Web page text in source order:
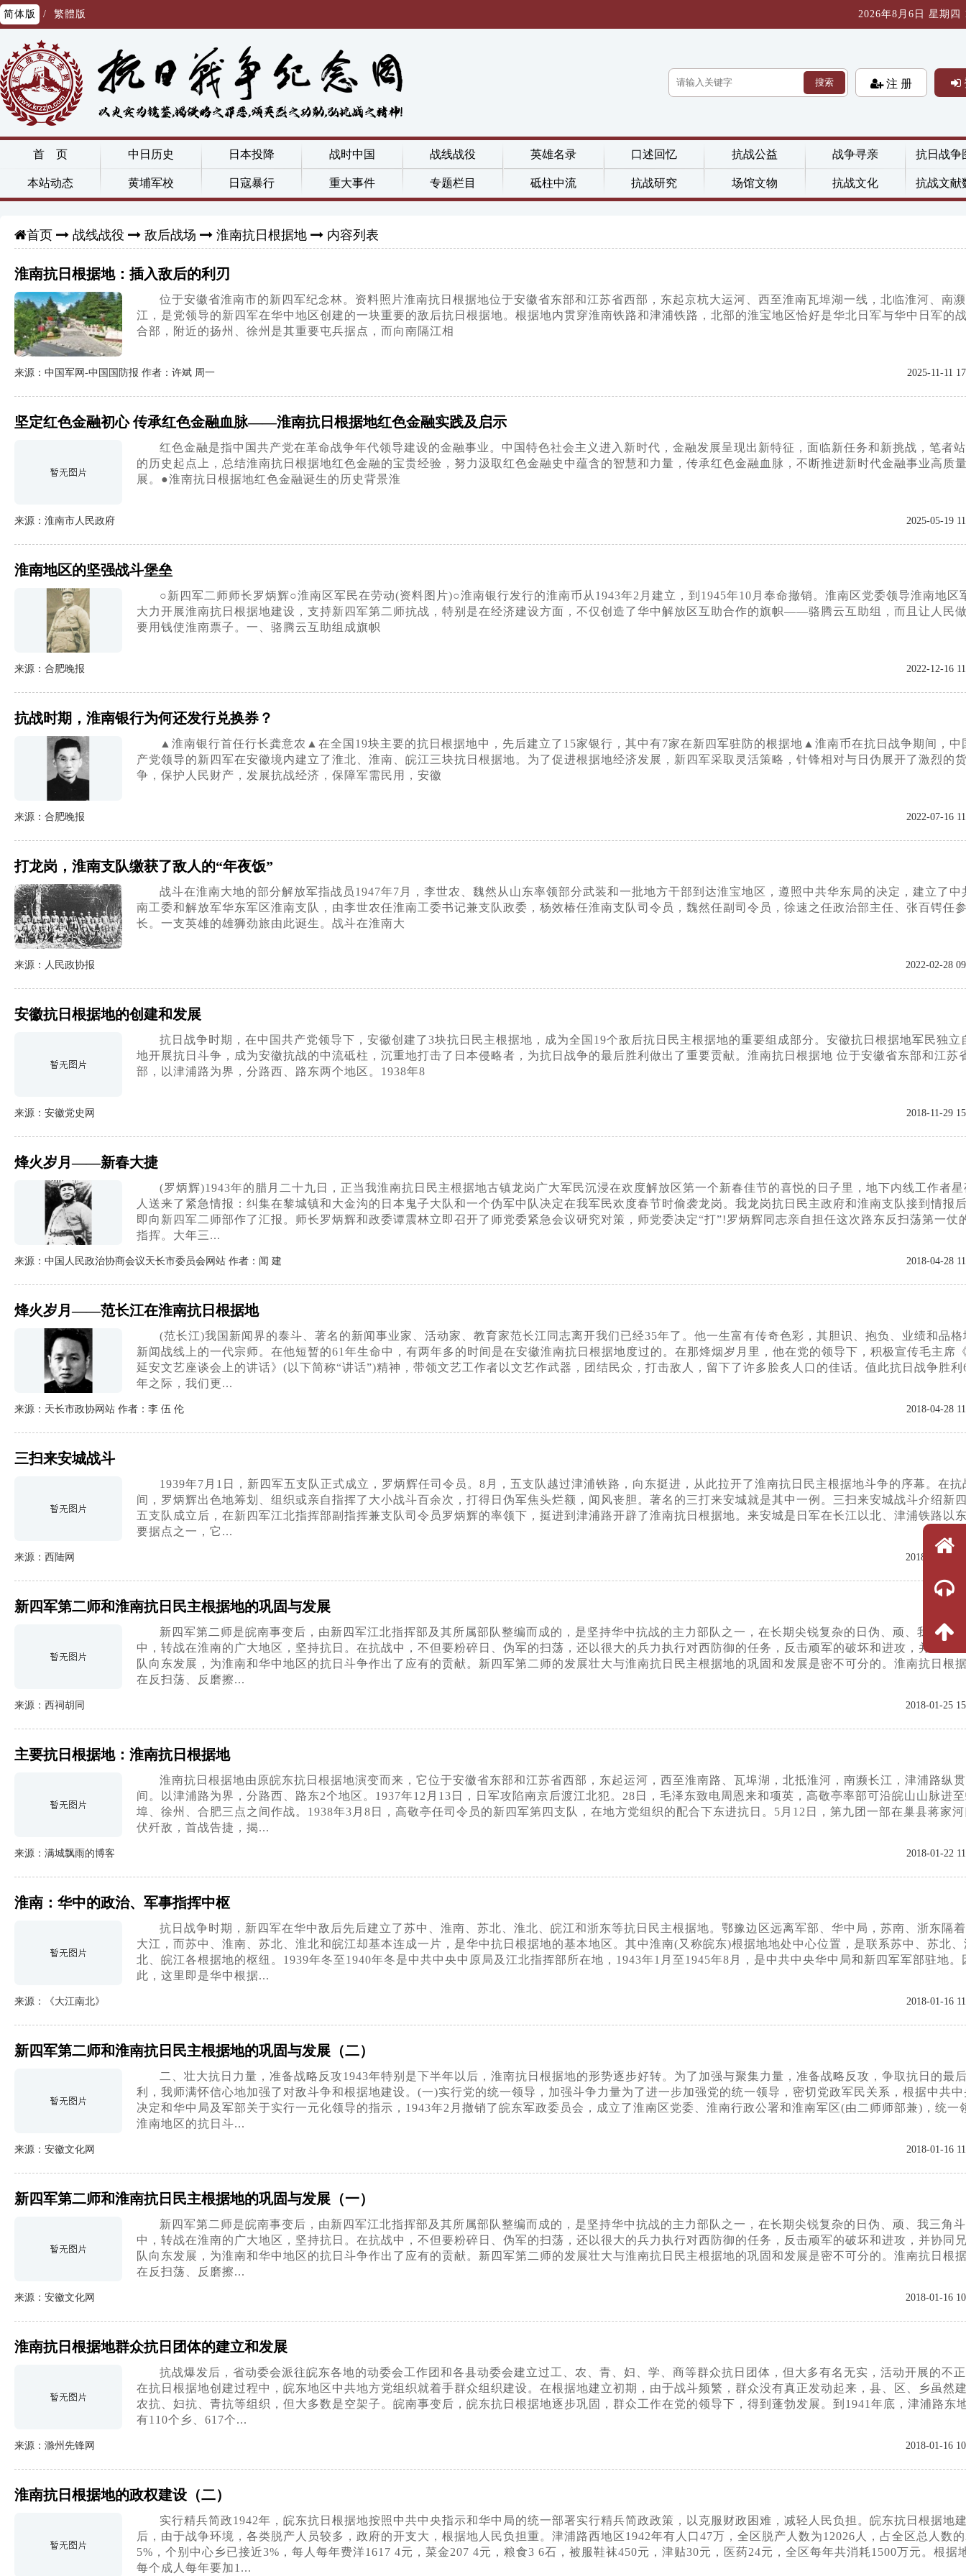
简体版 / 繁體版 2026年8月6日 星期四
搜索 注 册
首 页 中日历史 日本投降 战时中国 战线战役 英雄名录 口述回忆 抗战公益 战争寻亲 抗日战争
本站动态 黄埔军校 日寇暴行 重大事件 专题栏目 砥柱中流 抗战研究 场馆文物 抗战文化 抗战文献
首页 战线战役 敌后战场 淮南抗日根据地 内容列表
淮南抗日根据地：插入敌后的利刃
位于安徽省淮南市的新四军纪念林。资料照片淮南抗日根据地位于安徽省东部和江苏省西部，东起京杭大运河、西至淮南瓦埠湖一线，北临淮河、南
江，是党领导的新四军在华中地区创建的一块重要的敌后抗日根据地。根据地内贯穿淮南铁路和津浦铁路，北部的淮宝地区恰好是华北日军与华中日军的
合部，附近的扬州、徐州是其重要屯兵据点，而向南隔江相
来源：中国军网-中国国防报 作者：许斌 周一 2025-11-11
坚定红色金融初心 传承红色金融血脉——淮南抗日根据地红色金融实践及启示
红色金融是指中国共产党在革命战争年代领导建设的金融事业。中国特色社会主义进入新时代，金融发展呈现出新特征，面临新任务和新挑战，笔者
的历史起点上，总结淮南抗日根据地红色金融的宝贵经验，努力汲取红色金融史中蕴含的智慧和力量，传承红色金融血脉，不断推进新时代金融事业高质
展。●淮南抗日根据地红色金融诞生的历史背景淮
来源：淮南市人民政府 2025-05-19
淮南地区的坚强战斗堡垒
○新四军二师师长罗炳辉○淮南区军民在劳动(资料图片)○淮南银行发行的淮南币从1943年2月建立，到1945年10月奉命撤销。淮南区党委领导淮南地区
大力开展淮南抗日根据地建设，支持新四军第二师抗战，特别是在经济建设方面，不仅创造了华中解放区互助合作的旗帜——骆腾云互助组，而且让人民
要用钱使淮南票子。一、骆腾云互助组成旗帜
来源：合肥晚报 2022-12-16
抗战时期，淮南银行为何还发行兑换券？
▲淮南银行首任行长龚意农▲在全国19块主要的抗日根据地中，先后建立了15家银行，其中有7家在新四军驻防的根据地▲淮南币在抗日战争期间，中
产党领导的新四军在安徽境内建立了淮北、淮南、皖江三块抗日根据地。为了促进根据地经济发展，新四军采取灵活策略，针锋相对与日伪展开了激烈的
争，保护人民财产，发展抗战经济，保障军需民用，安徽
来源：合肥晚报 2022-07-16
打龙岗，淮南支队缴获了敌人的“年夜饭”
战斗在淮南大地的部分解放军指战员1947年7月，李世农、魏然从山东率领部分武装和一批地方干部到达淮宝地区，遵照中共华东局的决定，建立了中
南工委和解放军华东军区淮南支队，由李世农任淮南工委书记兼支队政委，杨效椿任淮南支队司令员，魏然任副司令员，徐速之任政治部主任、张百锷任
长。一支英雄的雄狮劲旅由此诞生。战斗在淮南大
来源：人民政协报 2022-02-28
安徽抗日根据地的创建和发展
抗日战争时期，在中国共产党领导下，安徽创建了3块抗日民主根据地，成为全国19个敌后抗日民主根据地的重要组成部分。安徽抗日根据地军民独立
地开展抗日斗争，成为安徽抗战的中流砥柱，沉重地打击了日本侵略者，为抗日战争的最后胜利做出了重要贡献。淮南抗日根据地 位于安徽省东部和江苏
部，以津浦路为界，分路西、路东两个地区。1938年8
来源：安徽党史网 2018-11-29
烽火岁月——新春大捷
(罗炳辉)1943年的腊月二十九日，正当我淮南抗日民主根据地古镇龙岗广大军民沉浸在欢度解放区第一个新春佳节的喜悦的日子里，地下内线工作者
人送来了紧急情报：纠集在黎城镇和大金沟的日本鬼子大队和一个伪军中队决定在我军民欢度春节时偷袭龙岗。我龙岗抗日民主政府和淮南支队接到情报
即向新四军二师部作了汇报。师长罗炳辉和政委谭震林立即召开了师党委紧急会议研究对策，师党委决定“打”!罗炳辉同志亲自担任这次路东反扫荡第一仗
指挥。大年三...
来源：中国人民政治协商会议天长市委员会网站 作者：闻 建 2018-04-28
烽火岁月——范长江在淮南抗日根据地
(范长江)我国新闻界的泰斗、著名的新闻事业家、活动家、教育家范长江同志离开我们已经35年了。他一生富有传奇色彩，其胆识、抱负、业绩和品格
新闻战线上的一代宗师。在他短暂的61年生命中，有两年多的时间是在安徽淮南抗日根据地度过的。在那烽烟岁月里，他在党的领导下，积极宣传毛主席
延安文艺座谈会上的讲话》(以下简称“讲话”)精神，带领文艺工作者以文艺作武器，团结民众，打击敌人，留下了许多脍炙人口的佳话。值此抗日战争胜利
年之际，我们更...
来源：天长市政协网站 作者：李 伍 伦 2018-04-28
三扫来安城战斗
1939年7月1日，新四军五支队正式成立，罗炳辉任司令员。8月，五支队越过津浦铁路，向东挺进，从此拉开了淮南抗日民主根据地斗争的序幕。在抗
间，罗炳辉出色地筹划、组织或亲自指挥了大小战斗百余次，打得日伪军焦头烂额，闻风丧胆。著名的三打来安城就是其中一例。三扫来安城战斗介绍新
五支队成立后，在新四军江北指挥部副指挥兼支队司令员罗炳辉的率领下，挺进到津浦路开辟了淮南抗日根据地。来安城是日军在长江以北、津浦铁路以
要据点之一，它...
来源：西陆网 2018-02-24
新四军第二师和淮南抗日民主根据地的巩固与发展
新四军第二师是皖南事变后，由新四军江北指挥部及其所属部队整编而成的，是坚持华中抗战的主力部队之一，在长期尖锐复杂的日伪、顽、我三角
中，转战在淮南的广大地区，坚持抗日。在抗战中，不但要粉碎日、伪军的扫荡，还以很大的兵力执行对西防御的任务，反击顽军的破坏和进攻，并协同
队向东发展，为淮南和华中地区的抗日斗争作出了应有的贡献。新四军第二师的发展壮大与淮南抗日民主根据地的巩固和发展是密不可分的。淮南抗日根
在反扫荡、反磨擦...
来源：西祠胡同 2018-01-25
主要抗日根据地：淮南抗日根据地
淮南抗日根据地由原皖东抗日根据地演变而来，它位于安徽省东部和江苏省西部，东起运河，西至淮南路、瓦埠湖，北抵淮河，南濒长江，津浦路纵
间。以津浦路为界，分路西、路东2个地区。1937年12月13日，日军攻陷南京后渡江北犯。28日，毛泽东致电周恩来和项英，高敬亭率部可沿皖山山脉进
埠、徐州、合肥三点之间作战。1938年3月8日，高敬亭任司令员的新四军第四支队，在地方党组织的配合下东进抗日。5月12日，第九团一部在巢县蒋家
伏歼敌，首战告捷，揭...
来源：满城飘雨的博客 2018-01-22
淮南：华中的政治、军事指挥中枢
抗日战争时期，新四军在华中敌后先后建立了苏中、淮南、苏北、淮北、皖江和浙东等抗日民主根据地。鄂豫边区远离军部、华中局，苏南、浙东隔
大江，而苏中、淮南、苏北、淮北和皖江却基本连成一片，是华中抗日根据地的基本地区。其中淮南(又称皖东)根据地地处中心位置，是联系苏中、苏北、
北、皖江各根据地的枢纽。1939年冬至1940年冬是中共中央中原局及江北指挥部所在地，1943年1月至1945年8月，是中共中央华中局和新四军军部驻地。
此，这里即是华中根据...
来源：《大江南北》 2018-01-16
新四军第二师和淮南抗日民主根据地的巩固与发展（二）
二、壮大抗日力量，准备战略反攻1943年特别是下半年以后，淮南抗日根据地的形势逐步好转。为了加强与聚集力量，准备战略反攻，争取抗日的最
利，我师满怀信心地加强了对敌斗争和根据地建设。(一)实行党的统一领导，加强斗争力量为了进一步加强党的统一领导，密切党政军民关系，根据中共
决定和华中局及军部关于实行一元化领导的指示，1943年2月撤销了皖东军政委员会，成立了淮南区党委、淮南行政公署和淮南军区(由二师师部兼)，统一
淮南地区的抗日斗...
来源：安徽文化网 2018-01-16
新四军第二师和淮南抗日民主根据地的巩固与发展（一）
新四军第二师是皖南事变后，由新四军江北指挥部及其所属部队整编而成的，是坚持华中抗战的主力部队之一，在长期尖锐复杂的日伪、顽、我三角
中，转战在淮南的广大地区，坚持抗日。在抗战中，不但要粉碎日、伪军的扫荡，还以很大的兵力执行对西防御的任务，反击顽军的破坏和进攻，并协同
队向东发展，为淮南和华中地区的抗日斗争作出了应有的贡献。新四军第二师的发展壮大与淮南抗日民主根据地的巩固和发展是密不可分的。淮南抗日根
在反扫荡、反磨擦...
来源：安徽文化网 2018-01-16
淮南抗日根据地群众抗日团体的建立和发展
抗战爆发后，省动委会派往皖东各地的动委会工作团和各县动委会建立过工、农、青、妇、学、商等群众抗日团体，但大多有名无实，活动开展的不
在抗日根据地创建过程中，皖东地区中共地方党组织就着手群众组织建设。在根据地建立初期，由于战斗频繁，群众没有真正发动起来，县、区、乡虽然
农抗、妇抗、青抗等组织，但大多数是空架子。皖南事变后，皖东抗日根据地逐步巩固，群众工作在党的领导下，得到蓬勃发展。到1941年底，津浦路东
有110个乡、617个...
来源：滁州先锋网 2018-01-16
淮南抗日根据地的政权建设（二）
实行精兵简政1942年，皖东抗日根据地按照中共中央指示和华中局的统一部署实行精兵简政政策，以克服财政困难，减轻人民负担。皖东抗日根据地
后，由于战争环境，各类脱产人员较多，政府的开支大，根据地人民负担重。津浦路西地区1942年有人口47万，全区脱产人数为12026人，占全区总人数
5%，个别中心乡已接近3%，每人每年费洋1617 4元，菜金207 4元，粮食3 6石，被服鞋袜450元，津贴30元，医药24元，全区每年共消耗1500万元。根据
每个成人每年要加1...